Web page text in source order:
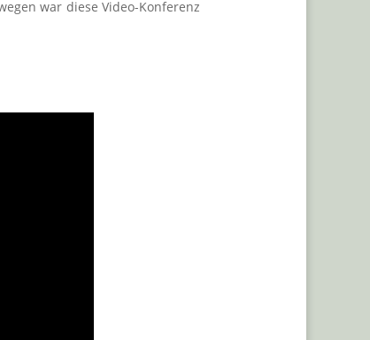
war diese Video-Konferenz